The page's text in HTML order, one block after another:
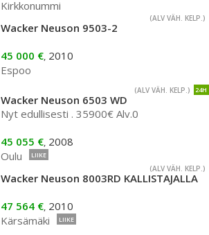
Kirkkonummi
(ALV VÄH. KELP.)
Wacker Neuson 9503-2
45 000 €, 2010
Espoo
24H
(ALV VÄH. KELP.)
Wacker Neuson 6503 WD
Nyt edullisesti . 35900€ Alv.0
45 055 €, 2008
Oulu
LIIKE
(ALV VÄH. KELP.)
Wacker Neuson 8003RD KALLISTAJALLA
47 564 €, 2010
Kärsämäki
LIIKE